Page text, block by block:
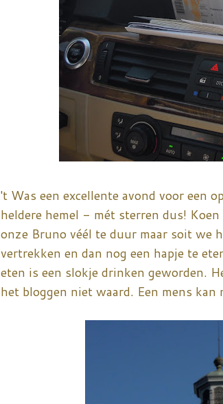
't Was een excellente avond voor een
heldere hemel - mét sterren dus!
onze Bruno véél te duur maar soit we
vertrekken en dan nog een hapje te
eten is een slokje drinken geworden.
het bloggen niet waard. Een mens